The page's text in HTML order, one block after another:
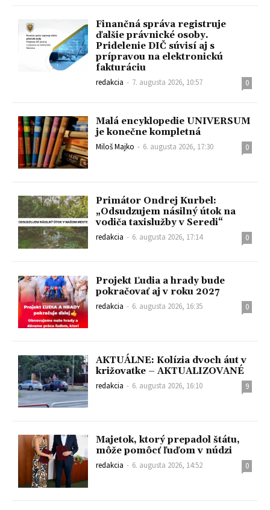
Finančná správa registruje
ďalšie právnické osoby.
Pridelenie DIČ súvisí aj s
prípravou na elektronickú
fakturáciu
redakcia - 7. augusta 2026, 10:57 0
Malá encyklopedie UNIVERSUM
je konečne kompletná
Miloš Majko - 6. augusta 2026, 17:30 0
Primátor Ondrej Kurbel:
„Odsudzujem násilný útok na
vodiča taxislužby v Seredi“
redakcia - 6. augusta 2026, 17:14 0
Projekt Ľudia a hrady bude
pokračovať aj v roku 2027
redakcia - 6. augusta 2026, 16:35 0
AKTUÁLNE: Kolízia dvoch áut v
križovatke – AKTUALIZOVANÉ
redakcia - 6. augusta 2026, 16:10 9
Majetok, ktorý prepadol štátu,
môže pomôcť ľuďom v núdzi
redakcia - 6. augusta 2026, 14:52 0